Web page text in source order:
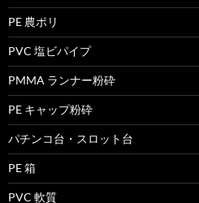
PE 農ポリ
PVC 塩ビパイプ
PMMA ランナー粉砕
PE キャップ粉砕
パチンコ台・スロット台
PE 箱
PVC 軟質